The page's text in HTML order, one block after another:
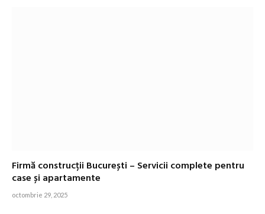
Firmă construcții București – Servicii complete pentru
case și apartamente
octombrie 29, 2025